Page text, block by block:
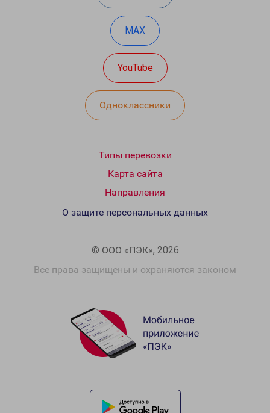
MAX
YouTube
Одноклассники
Типы перевозки
Карта сайта
Направления
© ООО «ПЭК», 2026
Все права защищены и охраняются законом
О защите персональных данных